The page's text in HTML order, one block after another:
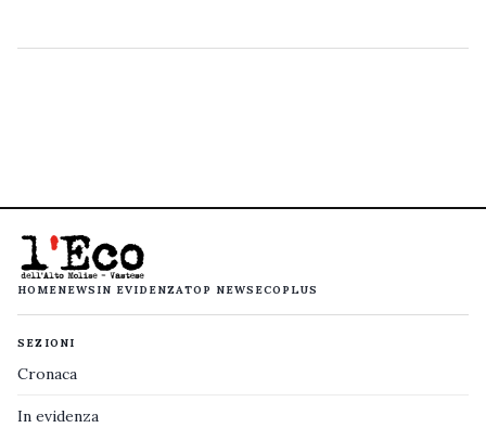
HOMENEWS IN EVIDENZATOP NEWS ECOPLUS
SEZIONI
Cronaca
In evidenza